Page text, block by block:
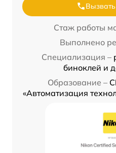
Стаж работы
Выполнено
Специализация –
биноклей и
Образование –
«Автоматизация